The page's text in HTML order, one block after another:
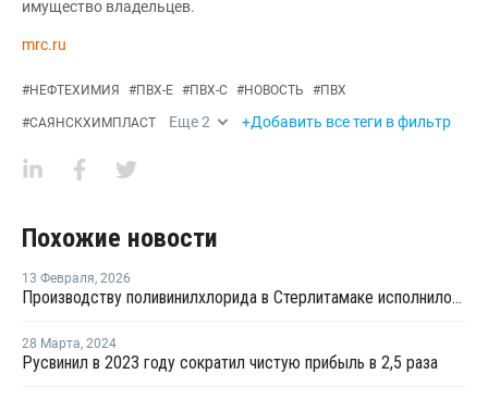
имущество владельцев.
mrc.ru
#НЕФТЕХИМИЯ #ПВХ-Е #ПВХ-С #НОВОСТЬ #ПВХ
#САЯНСКХИМПЛАСТ Еще2 +Добавить все теги в фильтр
Похожие новости
13 Февраля, 2026
Производству поливинилхлорида в Стерлитамаке исполнилось 60 лет
28 Марта, 2024
Русвинил в 2023 году сократил чистую прибыль в 2,5 раза